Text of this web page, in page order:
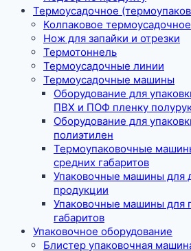
Термоусадочное
Колпаковое
Нож для запайки и отрезки
Термотоннель
Термоусадочные линии
Термоусадочные машины
Оборудование для
ПВХ и ПОФ пленку
Оборудование для
полиэтилен
Термоупаковочные
средних габаритов
Упаковочные машины для
продукции
Упаковочные машины для
габаритов
Упаковочное оборудование
Блистер упаковочная